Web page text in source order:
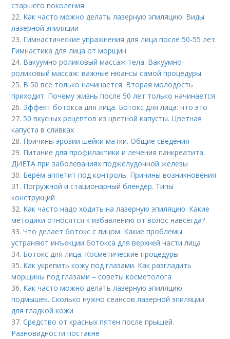
старшего поколения
22. Как часто можно делать лазерную эпиляцию. Виды
лазерной эпиляции
23. Гимнастические упражнения для лица после 50-55 лет.
Гимнастика для лица от морщин
24. Вакуумно роликовый массаж тела. Вакуумно-
роликовый массаж: важные нюансы самой процедуры
25. В 50 все только начинается. Вторая молодость
приходит. Почему жизнь после 50 лет только начинается
26. Эффект ботокса для лица. Ботокс для лица: что это
27. 50 вкусных рецептов из цветной капусты. Цветная
капуста в сливках
28. Причины эрозии шейки матки. Общие сведения
29. Питание для профилактики и лечения панкреатита.
ДИЕТА при заболеваниях поджелудочной железы
30. Берём аппетит под контроль. Причины возникновения
31. Погружной и стационарный блендер. Типы
конструкций
32. Как часто надо ходить на лазерную эпиляцию. Какие
методики относятся к избавлению от волос навсегда?
33.Что делает ботокс с лицом. Какие проблемы
устраняют инъекции ботокса для верхней части лица
34. Ботокс для лица. Косметические процедуры
35. Как укрепить кожу под глазами. Как разгладить
морщины под глазами – советы косметолога
36. Как часто можно делать лазерную эпиляцию
подмышек. Сколько нужно сеансов лазерной эпиляции
для гладкой кожи
37.Средство от красных пятен после прыщей.
Разновидности постакне